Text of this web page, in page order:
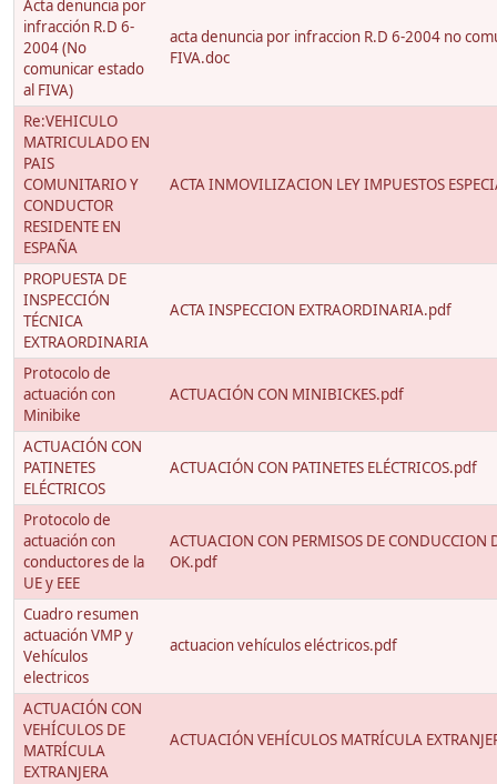
Acta denuncia por
infracción R.D 6-
2004 (No
comunicar estado
al FIVA)
acta denuncia por infraccion R.D 6-2004 no
FIVA.doc
Re:VEHICULO
MATRICULADO EN
PAIS
COMUNITARIO Y
CONDUCTOR
RESIDENTE EN
ESPAÑA
ACTA INMOVILIZACION LEY IMPUESTOS
PROPUESTA DE
INSPECCIÓN
TÉCNICA
EXTRAORDINARIA
ACTA INSPECCION EXTRAORDINARIA.pdf
Protocolo de
actuación con
Minibike
ACTUACIÓN CON MINIBICKES.pdf
ACTUACIÓN CON
PATINETES
ELÉCTRICOS
ACTUACIÓN CON PATINETES ELÉCTRICOS.pdf
Protocolo de
actuación con
conductores de la
UE y EEE
ACTUACION CON PERMISOS DE CONDUCCION
OK.pdf
Cuadro resumen
actuación VMP y
Vehículos
electricos
actuacion vehículos eléctricos.pdf
ACTUACIÓN CON
VEHÍCULOS DE
MATRÍCULA
EXTRANJERA
ACTUACIÓN VEHÍCULOS MATRÍCULA